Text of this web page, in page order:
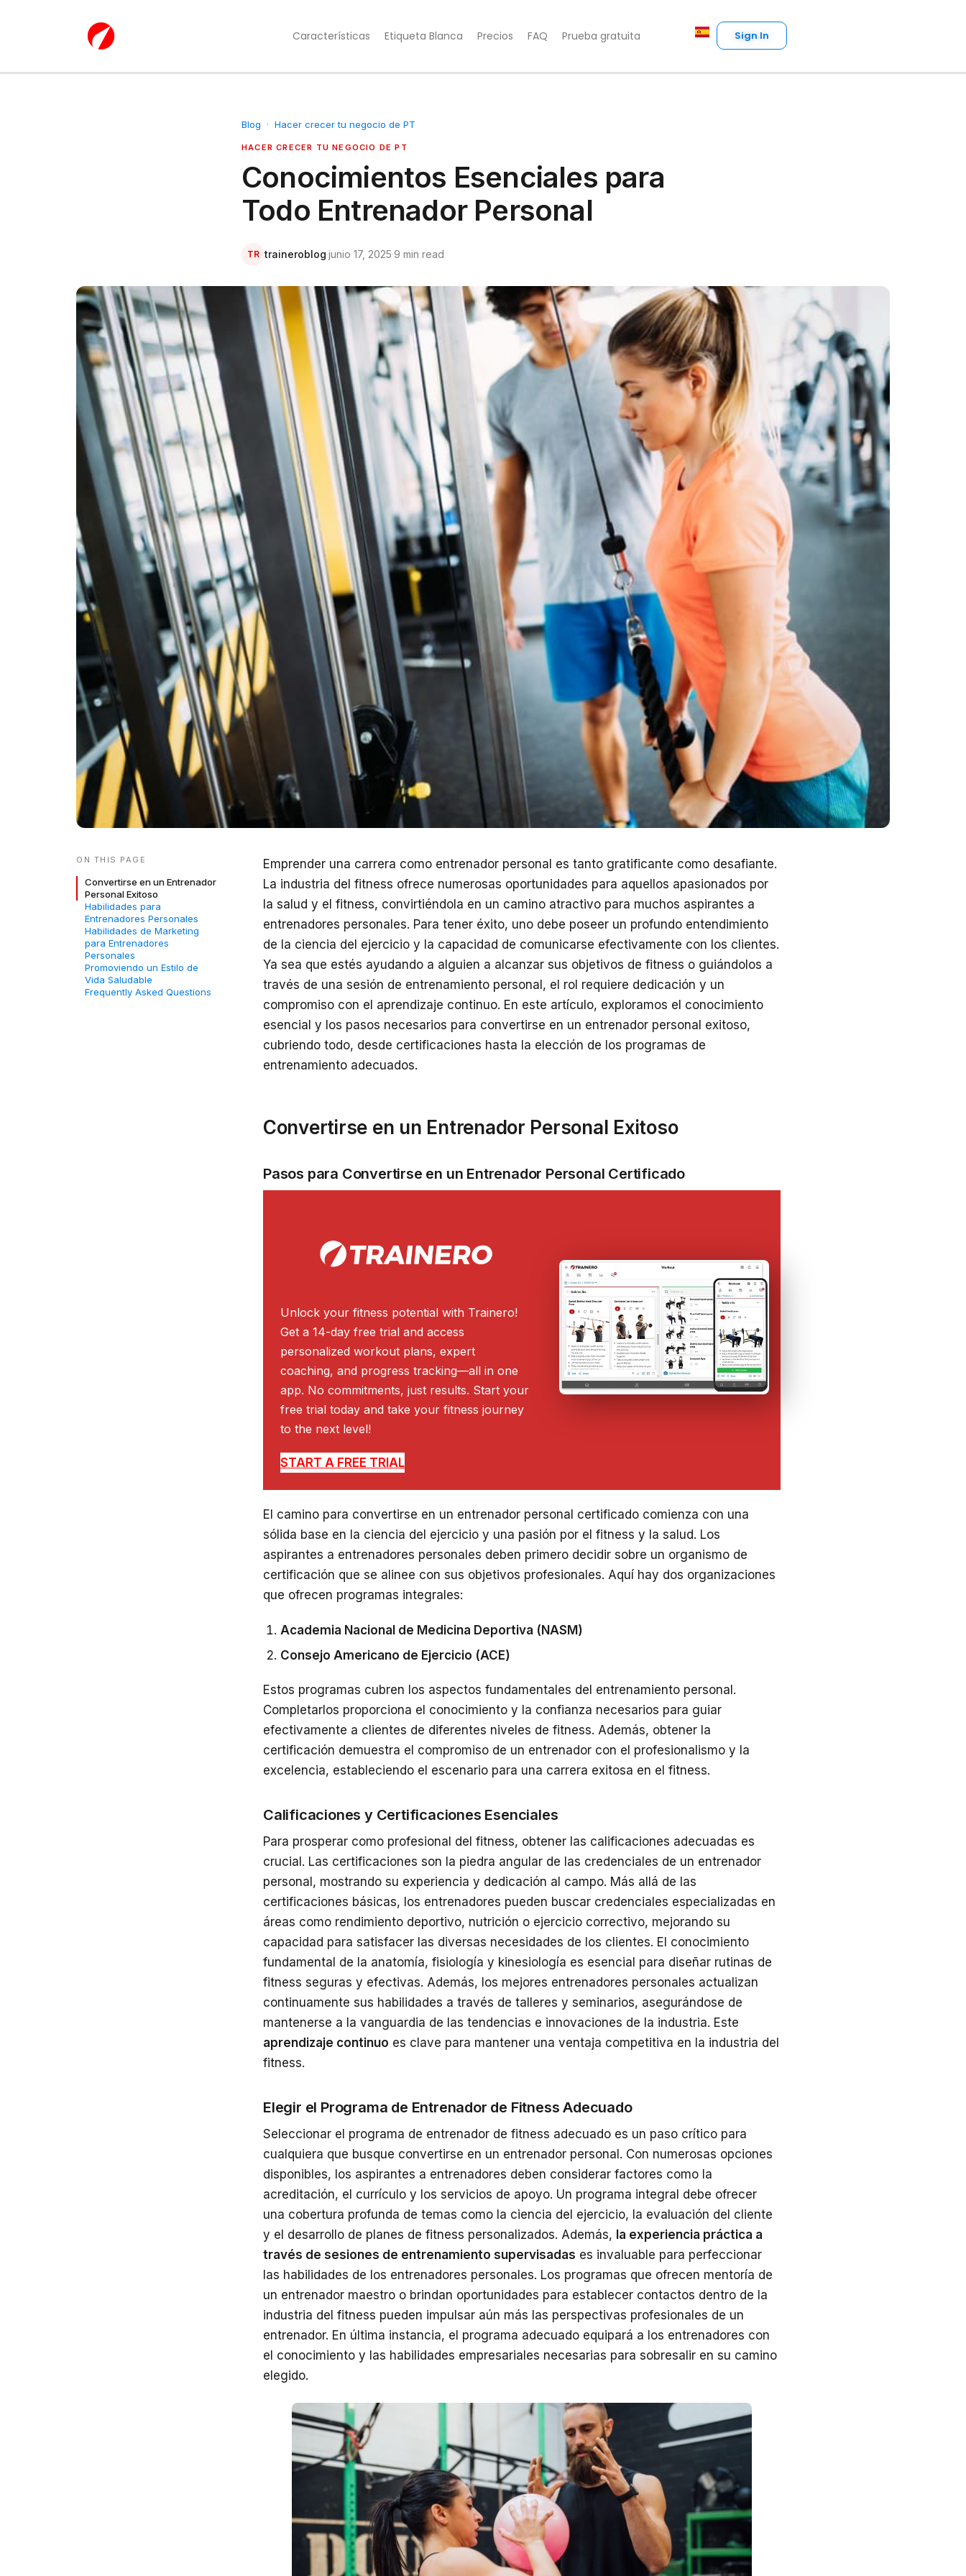
Características Etiqueta Blanca Precios FAQ Prueba gratuita Sign In
Blog · Hacer crecer tu negocio de PT
HACER CRECER TU NEGOCIO DE PT
Conocimientos Esenciales para
Todo Entrenador Personal
TR traineroblog·junio 17, 2025·9 min read
ON THIS PAGE
Convertirse en un Entrenador
Personal Exitoso
Habilidades para
Entrenadores Personales
Habilidades de Marketing
para Entrenadores
Personales
Promoviendo un Estilo de
Vida Saludable
Frequently Asked Questions
Emprender una carrera como entrenador personal es tanto gratificante como desafiante.
La industria del fitness ofrece numerosas oportunidades para aquellos apasionados por
la salud y el fitness, convirtiéndola en un camino atractivo para muchos aspirantes a
entrenadores personales. Para tener éxito, uno debe poseer un profundo entendimiento
de la ciencia del ejercicio y la capacidad de comunicarse efectivamente con los clientes.
Ya sea que estés ayudando a alguien a alcanzar sus objetivos de fitness o guiándolos a
través de una sesión de entrenamiento personal, el rol requiere dedicación y un
compromiso con el aprendizaje continuo. En este artículo, exploramos el conocimiento
esencial y los pasos necesarios para convertirse en un entrenador personal exitoso,
cubriendo todo, desde certificaciones hasta la elección de los programas de
entrenamiento adecuados.
Convertirse en un Entrenador Personal Exitoso
Pasos para Convertirse en un Entrenador Personal Certificado
Unlock your fitness potential with Trainero!
Get a 14-day free trial and access
personalized workout plans, expert
coaching, and progress tracking—all in one
app. No commitments, just results. Start your
free trial today and take your fitness journey
to the next level!
START A FREE TRIAL
El camino para convertirse en un entrenador personal certificado comienza con una
sólida base en la ciencia del ejercicio y una pasión por el fitness y la salud. Los
aspirantes a entrenadores personales deben primero decidir sobre un organismo de
certificación que se alinee con sus objetivos profesionales. Aquí hay dos organizaciones
que ofrecen programas integrales:
Academia Nacional de Medicina Deportiva (NASM)
Consejo Americano de Ejercicio (ACE)
Estos programas cubren los aspectos fundamentales del entrenamiento personal.
Completarlos proporciona el conocimiento y la confianza necesarios para guiar
efectivamente a clientes de diferentes niveles de fitness. Además, obtener la
certificación demuestra el compromiso de un entrenador con el profesionalismo y la
excelencia, estableciendo el escenario para una carrera exitosa en el fitness.
Calificaciones y Certificaciones Esenciales
Para prosperar como profesional del fitness, obtener las calificaciones adecuadas es
crucial. Las certificaciones son la piedra angular de las credenciales de un entrenador
personal, mostrando su experiencia y dedicación al campo. Más allá de las
certificaciones básicas, los entrenadores pueden buscar credenciales especializadas en
áreas como rendimiento deportivo, nutrición o ejercicio correctivo, mejorando su
capacidad para satisfacer las diversas necesidades de los clientes. El conocimiento
fundamental de la anatomía, fisiología y kinesiología es esencial para diseñar rutinas de
fitness seguras y efectivas. Además, los mejores entrenadores personales actualizan
continuamente sus habilidades a través de talleres y seminarios, asegurándose de
mantenerse a la vanguardia de las tendencias e innovaciones de la industria. Este
aprendizaje continuo es clave para mantener una ventaja competitiva en la industria del
fitness.
Elegir el Programa de Entrenador de Fitness Adecuado
Seleccionar el programa de entrenador de fitness adecuado es un paso crítico para
cualquiera que busque convertirse en un entrenador personal. Con numerosas opciones
disponibles, los aspirantes a entrenadores deben considerar factores como la
acreditación, el currículo y los servicios de apoyo. Un programa integral debe ofrecer
una cobertura profunda de temas como la ciencia del ejercicio, la evaluación del cliente
y el desarrollo de planes de fitness personalizados. Además, la experiencia práctica a
través de sesiones de entrenamiento supervisadas es invaluable para perfeccionar
las habilidades de los entrenadores personales. Los programas que ofrecen mentoría de
un entrenador maestro o brindan oportunidades para establecer contactos dentro de la
industria del fitness pueden impulsar aún más las perspectivas profesionales de un
entrenador. En última instancia, el programa adecuado equipará a los entrenadores con
el conocimiento y las habilidades empresariales necesarias para sobresalir en su camino
elegido.